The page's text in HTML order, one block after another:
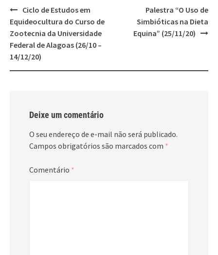
Post
navigation
Ciclo de Estudos em
Equideocultura do Curso de
Zootecnia da Universidade
Federal de Alagoas (26/10 –
14/12/20)
Palestra “O Uso de
Simbióticas na Dieta
Equina” (25/11/20)
Deixe um comentário
O seu endereço de e-mail não será publicado.
Campos obrigatórios são marcados com *
Comentário *